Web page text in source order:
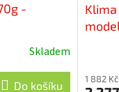
-
Skladem
Do košíku
1 882